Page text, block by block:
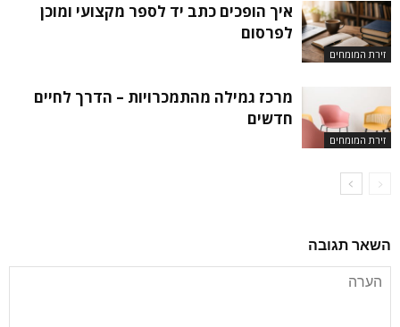
זירת המומחים
איך הופכים כתב יד לספר מקצועי ומוכן
לפרסום
זירת המומחים
מרכז גמילה מהתמכרויות – הדרך לחיים
חדשים
השאר תגובה